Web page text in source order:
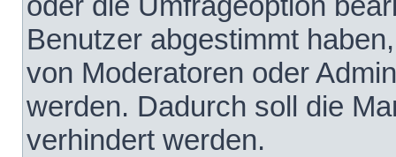
Benutzer abgestimmt
von Moderatoren oder
werden. Dadurch soll die
verhindert werden.